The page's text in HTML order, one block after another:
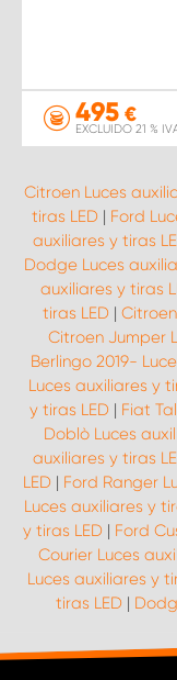
495 €
EXCLUIDO 21 %
Citroen Luces
tiras LED | Ford
auxiliares y tiras
Dodge Luces
auxiliares y tiras
tiras LED|
Citroen Jumper
Berlingo 2019-
Luces auxiliares y
y tiras LED| Fiat
Doblò Luces
auxiliares y tiras
LED| Ford Ranger
Luces auxiliares y
y tiras LED| Ford
Courier Luces
Luces auxiliares y
tiras LED|